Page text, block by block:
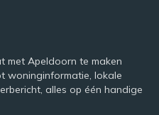
met Apeldoorn te maken
woninginformatie, lokale
alles op één handige